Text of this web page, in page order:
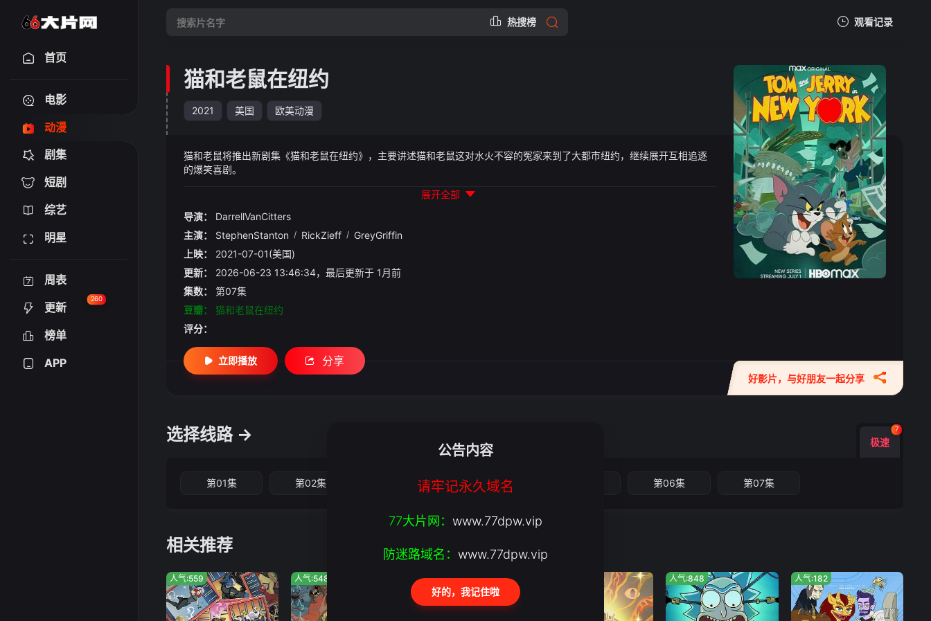
热搜榜 观看记录
暂无观看影片的记录
首页
电影
动漫
剧集
短剧
综艺
明星
周表
更新
260
榜单
APP
猫和老鼠在纽约
2021 美国 欧美动漫
猫和老鼠将推出新剧集《猫和老鼠在纽约》，主要讲述猫和老鼠这对水火不容的冤家来到了大都市纽约，继续展开互相追逐
的爆笑喜剧。
展开全部
导演：
DarrellVanCitters
主演：
StephenStanton / RickZieff / GreyGriffin
上映：
2021-07-01(美国)
更新：
2026-06-23 13:46:34，最后更新于 1月前
集数：
第07集
豆瓣：
猫和老鼠在纽约
评分：
好影片，与好朋友一起分享
立即播放 分享
选择线路 → 极速
7
第01集 第02集 第04集 第06集 第07集
相关推荐
人气:559 人气:548 人气:114 人气:848 人气:182
公告内容
请牢记永久域名
77大片网： www.77dpw.vip
防迷路域名： www.77dpw.vip
好的，我记住啦